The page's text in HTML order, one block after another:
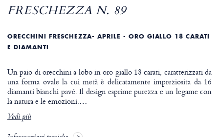
FRESCHEZZA N. 89
ORECCHINI FRESCHEZZA- APRILE - ORO GIALLO 18 CARATI
E DIAMANTI
Un paio di orecchini a lobo in oro giallo 18 carati, caratterizzati da
una forma ovale la cui metà è delicatamente impreziosita da 16
diamanti bianchi pavé. Il design esprime purezza e un legame con
la natura e le emozioni.…
Vedi più